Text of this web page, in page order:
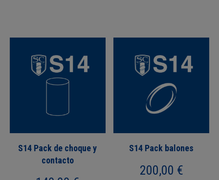
S14 Pack de choque y
contacto
S14 Pack balones
200,00 €